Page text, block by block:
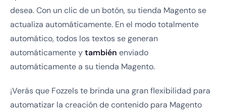
desea. Con un clic de un botón, su tienda Magento se
actualiza automáticamente. En el modo totalmente
automático, todos los textos se generan
automáticamente ytambién enviado
automáticamente a su tienda Magento.
¡Verás que Fozzels te brinda una gran flexibilidad para
automatizar la creación de contenido para Magento